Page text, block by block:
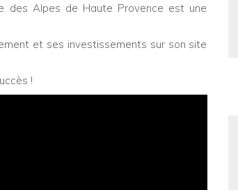
des Alpes de Haute Provence est une
et ses investissements sur son site
!